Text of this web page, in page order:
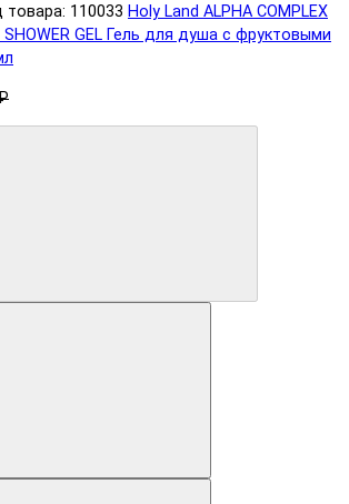
товара: 110033 Holy Land ALPHA COMPLEX
SHOWER GEL Гель для душа с фруктовыми